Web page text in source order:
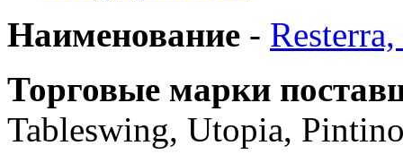
Наименование -
Торговые марки
Tableswing, Utopia,